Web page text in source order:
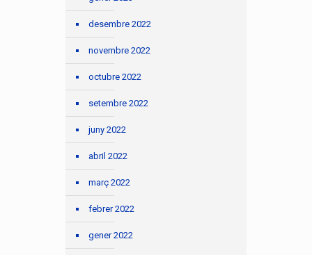
desembre 2022
novembre 2022
octubre 2022
setembre 2022
juny 2022
abril 2022
març 2022
febrer 2022
gener 2022